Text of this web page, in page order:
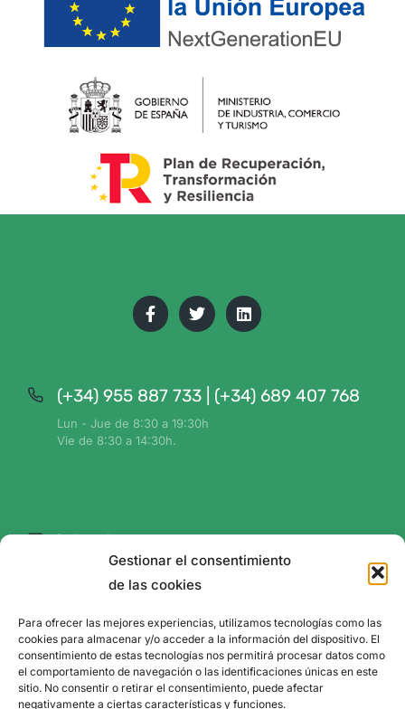
Gestionar el consentimiento
de las cookies
Para ofrecer las mejores experiencias, utilizamos tecnologías como las
cookies para almacenar y/o acceder a la información del dispositivo. El
consentimiento de estas tecnologías nos permitirá procesar datos como
el comportamiento de navegación o las identificaciones únicas en este
sitio. No consentir o retirar el consentimiento, puede afectar
negativamente a ciertas características y funciones.
(+34) 955 887 733 | (+34) 689 407 768
Lun - Jue de 8:30 a 19:30h
Vie de 8:30 a 14:30h.
hola@plan-ve.org
Información y soporte
C/ Leonardo da Vinci, 18 Edificio Marie Curie
Planta 3, módulo 3 41092 Sevilla, España